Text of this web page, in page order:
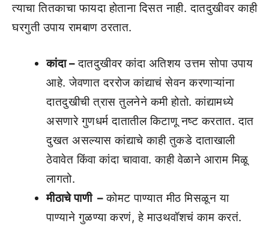
त्याचा तितकाचा फायदा होताना दिसत नाही. दातदुखीवर काही
घरगुती उपाय रामबाण ठरतात.
कांदा –दातदुखीवर कांदा अतिशय उत्तम सोपा उपाय
आहे. जेवणात दररोज कांद्याचं सेवन करणाऱ्यांना
दातदुखीची त्रास तुलनेने कमी होतो. कांद्यामध्ये
असणारे गुणधर्म दातातील किटाणू नष्ट करतात. दात
दुखत असल्यास कांद्याचे काही तुकडे दाताखाली
ठेवावेत किंवा कांदा चावावा. काही वेळाने आराम मिळू
लागतो.
मीठाचे पाणी –कोमट पाण्यात मीठ मिसळून या
पाण्याने गुळण्या करणं, हे माउथवॉशचं काम करतं.